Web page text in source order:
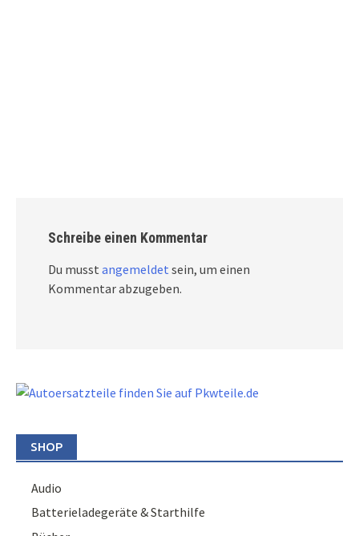
Schreibe einen Kommentar
Du musst angemeldet sein, um einen
Kommentar abzugeben.
SHOP
Audio
Batterieladegeräte & Starthilfe